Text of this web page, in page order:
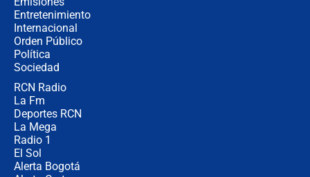
Entretenimiento
Internacional
Orden Público
Política
Sociedad
RCN Radio
La Fm
Deportes RCN
La Mega
Radio 1
El Sol
Alerta Bogotá